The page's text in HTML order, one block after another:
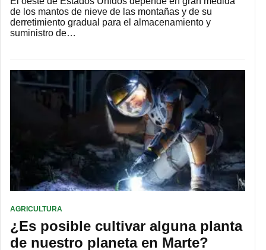
de los mantos de nieve de las montañas y de su
derretimiento gradual para el almacenamiento y
suministro de…
AGRICULTURA
¿Es posible cultivar alguna planta
de nuestro planeta en Marte?